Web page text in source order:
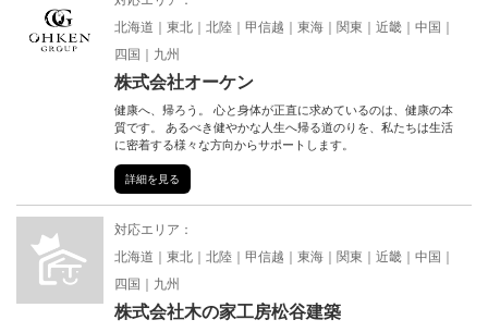
北海道
東北 北陸 甲信越 東海 関東 近畿
中国
四国
九州
株式会社オーケン
健康へ、帰ろう。 心と身体が正直に求めているのは、健康の本
質です。 あるべき健やかな人生へ帰る道のりを、私たちは生活
に密着する様々な方向からサポートします。
詳細を見る
対応エリア：
北海道
東北 北陸 甲信越 東海 関東 近畿
中国
四国
九州
株式会社木の家工房松谷建築